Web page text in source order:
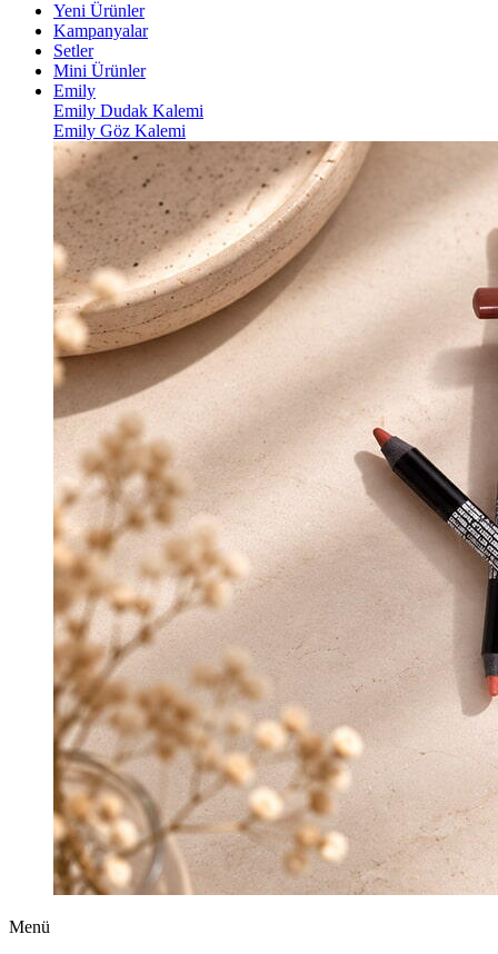
Yeni Ürünler
Kampanyalar
Setler
Mini Ürünler
Emily
Emily Dudak Kalemi
Emily Göz Kalemi
Menü